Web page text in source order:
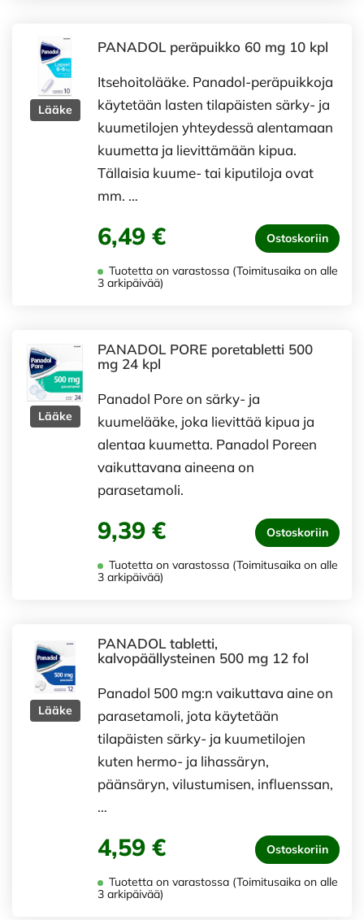
Lääke
PANADOL peräpuikko 60 mg 10 kpl
Itsehoitolääke. Panadol-peräpuikkoja
käytetään lasten tilapäisten särky- ja
kuumetilojen yhteydessä alentamaan
kuumetta ja lievittämään kipua.
Tällaisia kuume- tai kiputiloja ovat
mm. …
6,49 € Ostoskoriin
Tuotetta on varastossa (Toimitusaika on alle
3 arkipäivää)
Lääke
PANADOL PORE poretabletti 500
mg 24 kpl
Panadol Pore on särky- ja
kuumelääke, joka lievittää kipua ja
alentaa kuumetta. Panadol Poreen
vaikuttavana aineena on
parasetamoli.
9,39 € Ostoskoriin
Tuotetta on varastossa (Toimitusaika on alle
3 arkipäivää)
Lääke
PANADOL tabletti,
kalvopäällysteinen 500 mg 12 fol
Panadol 500 mg:n vaikuttava aine on
parasetamoli, jota käytetään
tilapäisten särky- ja kuumetilojen
kuten hermo- ja lihassäryn,
päänsäryn, vilustumisen, influenssan,
…
4,59 € Ostoskoriin
Tuotetta on varastossa (Toimitusaika on alle
3 arkipäivää)